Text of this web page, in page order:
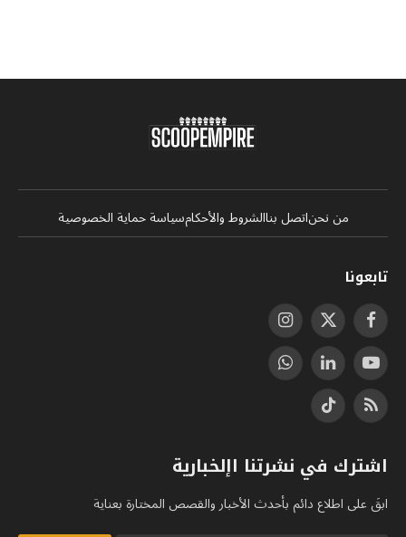
من نحناتصل بناالشروط والأحكامسياسة حماية الخصوصية
تابعونا
فيسبوكX
(Twitter)
الانستغرام
يوتيوب لينكدإنواتساب
RSS
تيكتوك
اشترك في نشرتنا اإلخبارية
ابقَ على اطلاع دائم بأحدث الأخبار والقصص المختارة بعناية